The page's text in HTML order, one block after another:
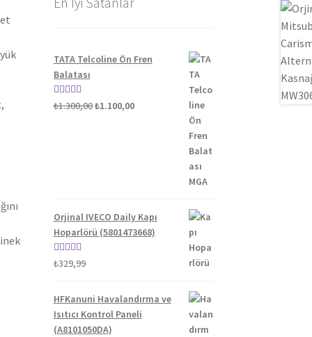
TATA Telcoline Ön Fren
Balatası
5 üzerinden
₺1.300,00Orijinal
₺1.100,00Şu
Orjinal IVECO Daily Kapı
Hoparlörü (5801473668)
5 üzerinden
₺329,99
HFKanuni Havalandırma ve
Isıtıcı Kontrol Paneli
(A8101050DA)